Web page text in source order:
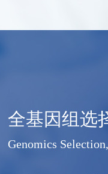
全基因组选
Genomics